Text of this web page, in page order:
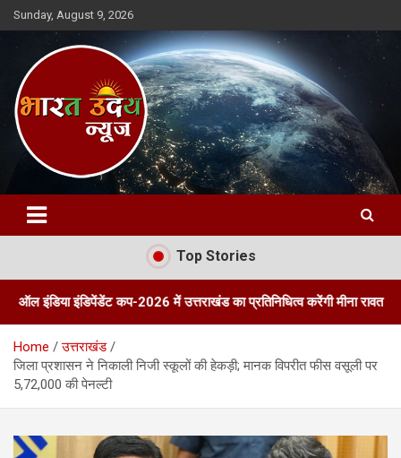
Skip
to
Sunday, August 9, 2026
Bharat Uday News
Top Stories
कप-2026 में उत्तराखंड का प्रतिनिधित्व करेंगी मीना रावत तीन
Home
उत्तराखंड
जिला प्रशासन ने निकाली निजी स्कूलों की हेकड़ी; मानक विपरीत फीस वसूली पर
5,72,000 की पेनल्टी